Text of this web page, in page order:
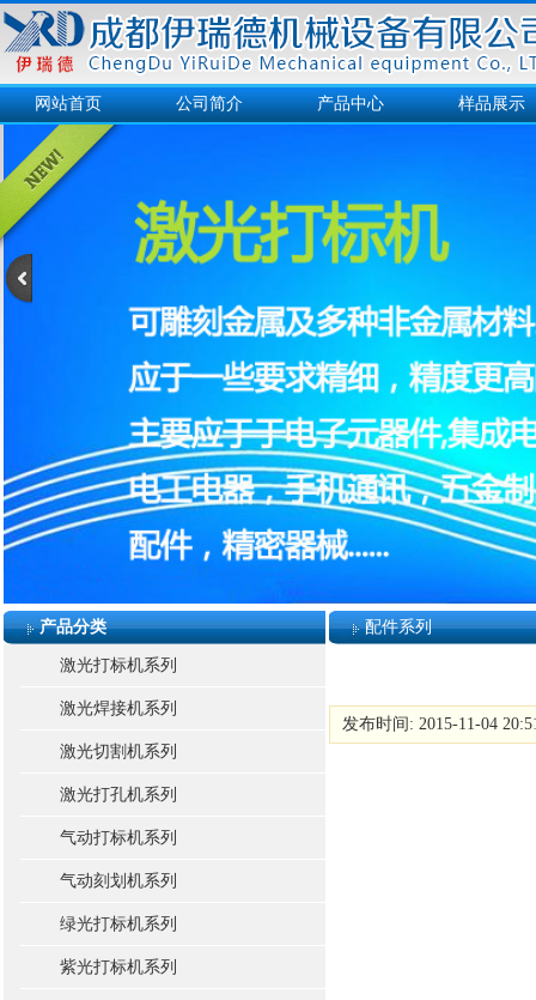
网站首页 公司简介 产品中心 样品展示
产品分类
激光打标机系列
激光焊接机系列
激光切割机系列
激光打孔机系列
气动打标机系列
气动刻划机系列
绿光打标机系列
紫光打标机系列
配件系列
发布时间: 2015-11-04